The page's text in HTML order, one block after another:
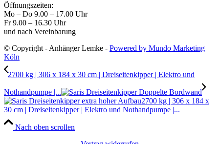
Öffnungszeiten:
Mo – Do 9.00 – 17.00 Uhr
Fr 9.00 – 16.30 Uhr
und nach Vereinbarung
© Copyright - Anhänger Lemke - Powered by Mundo Marketing
Köln
2700 kg | 306 x 184 x 30 cm | Dreiseitenkipper | Elektro und
Nothandpumpe |...
2700 kg | 306 x 184 x
30 cm | Dreiseitenkipper | Elektro und Nothandpumpe |...
Nach oben scrollen